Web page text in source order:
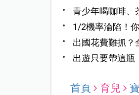
公費疫苗延長至
青少年喝咖啡、
1/2機率淪陷！
出國花費難抓？
出遊只要帶這瓶
首頁 育兒